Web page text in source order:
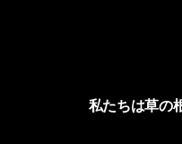
私たちは草の